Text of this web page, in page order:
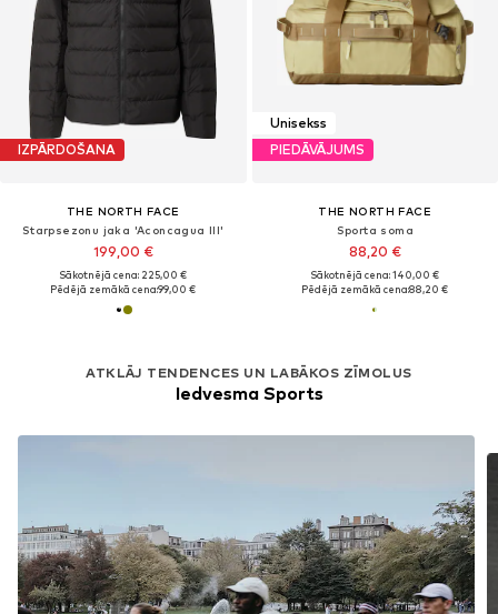
IZPĀRDOŠANA
THE NORTH FACE
Starpsezonu jaka 'Aconcagua III'
199,00 €
Sākotnējā cena: 225,00 €
Pēdējā zemākā cena:99,00 €
ATKLĀJ TENDENCES UN LABĀKOS ZĪMOLUS
Iedvesma Sports
Unisekss
PIEDĀVĀJUMS
THE NORTH FACE
Sporta soma
88,20 €
Sākotnējā cena: 140,00 €
Pēdējā zemākā cena:88,20 €